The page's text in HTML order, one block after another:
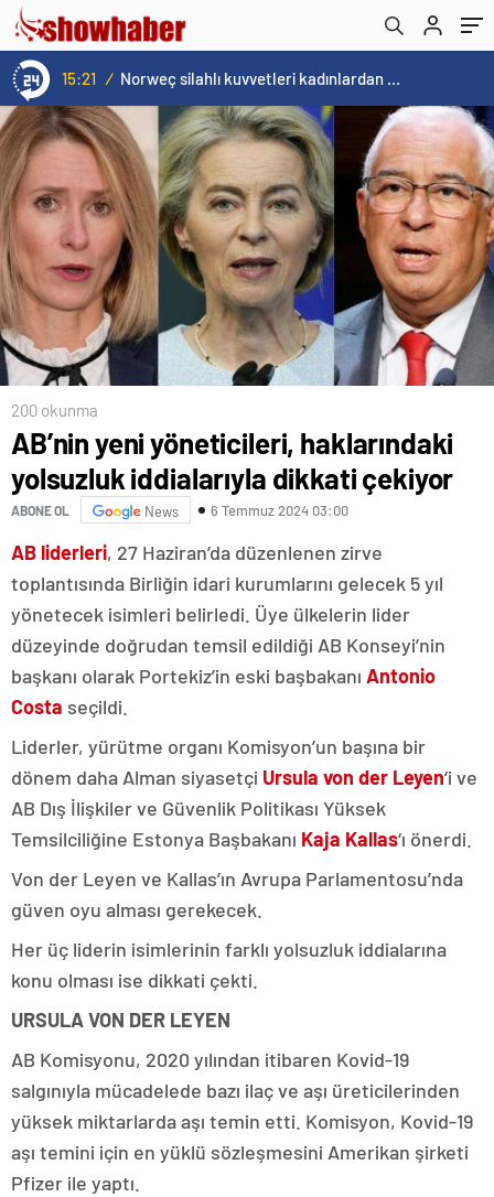
15:21 / Norweç silahlı kuvvetleri kadınlardan oluşan özel kuvvetler eğitimlerini başlattı.
200 okunma
AB’nin yeni yöneticileri, haklarındaki
yolsuzluk iddialarıyla dikkati çekiyor
ABONE OL News 6 Temmuz 2024 03:00
AB liderleri, 27 Haziran’da düzenlenen zirve
toplantısında Birliğin idari kurumlarını gelecek 5 yıl
yönetecek isimleri belirledi. Üye ülkelerin lider
düzeyinde doğrudan temsil edildiği AB Konseyi’nin
başkanı olarak Portekiz’in eski başbakanı Antonio
Costa seçildi.
Liderler, yürütme organı Komisyon’un başına bir
dönem daha Alman siyasetçi Ursula von der Leyen‘i ve
AB Dış İlişkiler ve Güvenlik Politikası Yüksek
Temsilciliğine Estonya Başbakanı Kaja Kallas‘ı önerdi.
Von der Leyen ve Kallas’ın Avrupa Parlamentosu’nda
güven oyu alması gerekecek.
Her üç liderin isimlerinin farklı yolsuzluk iddialarına
konu olması ise dikkati çekti.
URSULA VON DER LEYEN
AB Komisyonu, 2020 yılından itibaren Kovid-19
salgınıyla mücadelede bazı ilaç ve aşı üreticilerinden
yüksek miktarlarda aşı temin etti. Komisyon, Kovid-19
aşı temini için en yüklü sözleşmesini Amerikan şirketi
Pfizer ile yaptı.